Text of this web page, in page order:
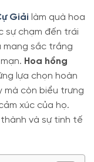
Giải làm quà hoa
sự chạm đến trái
mang sắc trắng
Hoa hồng
lựa chọn hoàn
mà còn biểu trưng
xúc của họ.
và sự tinh tế